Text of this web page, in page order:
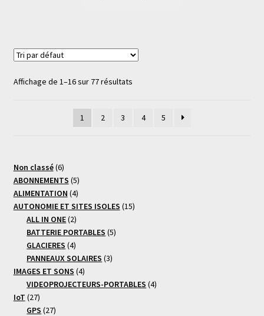
Affichage de 1–16 sur 77 résultats
1 2 3 4 5
Non classé 66
produits
ABONNEMENTS 55
produits
ALIMENTATION 44
produits
AUTONOMIE ET SITES ISOLES 1515
ALL IN ONE 22
produits
BATTERIE PORTABLES 55
GLACIERES 44
produits
PANNEAUX SOLAIRES 33
IMAGES ET SONS 44
produits
VIDEOPROJECTEURS-PORTABLES 44
IoT 2727
produits
GPS 2727